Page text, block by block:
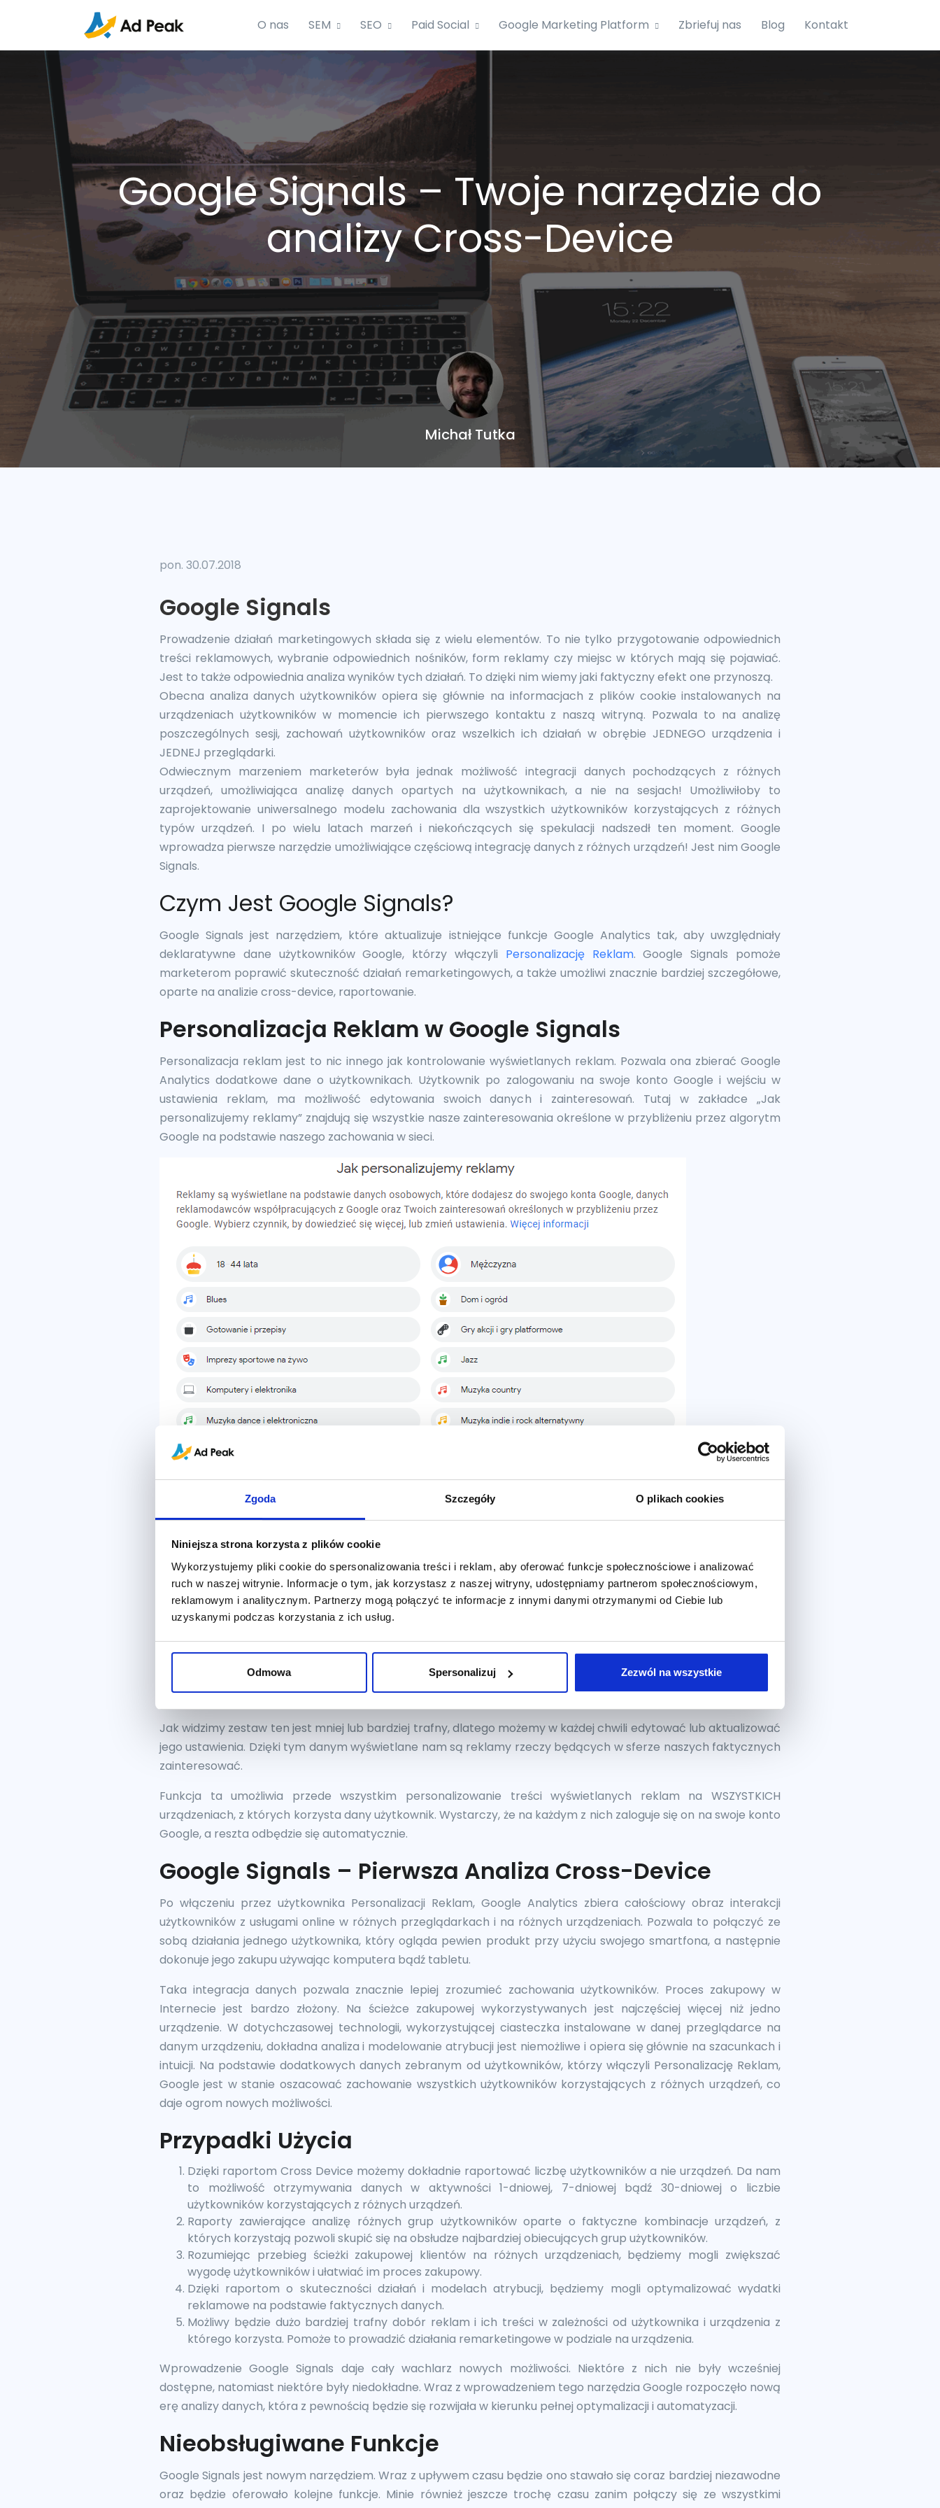
Zgoda Szczegóły O plikach cookies
Niniejsza strona korzysta z plików cookie
Wykorzystujemy pliki cookie do spersonalizowania treści i reklam, aby oferować funkcje społecznościowe i analizować
ruch w naszej witrynie. Informacje o tym, jak korzystasz z naszej witryny, udostępniamy partnerom społecznościowym,
reklamowym i analitycznym. Partnerzy mogą połączyć te informacje z innymi danymi otrzymanymi od Ciebie lub
uzyskanymi podczas korzystania z ich usług.
Odmowa Spersonalizuj Zezwól na wszystkie
O nas SEM SEO Paid Social Google Marketing Platform Zbriefuj nas Blog Kontakt
Google Signals – Twoje narzędzie do
analizy Cross-Device
Michał Tutka
pon. 30.07.2018
Google Signals
Prowadzenie działań marketingowych składa się z wielu elementów. To nie tylko przygotowanie odpowiednich
treści reklamowych, wybranie odpowiednich nośników, form reklamy czy miejsc w których mają się pojawiać.
Jest to także odpowiednia analiza wyników tych działań. To dzięki nim wiemy jaki faktyczny efekt one przynoszą.
Obecna analiza danych użytkowników opiera się głównie na informacjach z plików cookie instalowanych na
urządzeniach użytkowników w momencie ich pierwszego kontaktu z naszą witryną. Pozwala to na analizę
poszczególnych sesji, zachowań użytkowników oraz wszelkich ich działań w obrębie JEDNEGO urządzenia i
JEDNEJ przeglądarki.
Odwiecznym marzeniem marketerów była jednak możliwość integracji danych pochodzących z różnych
urządzeń, umożliwiająca analizę danych opartych na użytkownikach, a nie na sesjach! Umożliwiłoby to
zaprojektowanie uniwersalnego modelu zachowania dla wszystkich użytkowników korzystających z różnych
typów urządzeń. I po wielu latach marzeń i niekończących się spekulacji nadszedł ten moment. Google
wprowadza pierwsze narzędzie umożliwiające częściową integrację danych z różnych urządzeń! Jest nim Google
Signals.
Czym Jest Google Signals?
Google Signals jest narzędziem, które aktualizuje istniejące funkcje Google Analytics tak, aby uwzględniały
deklaratywne dane użytkowników Google, którzy włączyli Personalizację Reklam. Google Signals pomoże
marketerom poprawić skuteczność działań remarketingowych, a także umożliwi znacznie bardziej szczegółowe,
oparte na analizie cross-device, raportowanie.
Personalizacja Reklam w Google Signals
Personalizacja reklam jest to nic innego jak kontrolowanie wyświetlanych reklam. Pozwala ona zbierać Google
Analytics dodatkowe dane o użytkownikach. Użytkownik po zalogowaniu na swoje konto Google i wejściu w
ustawienia reklam, ma możliwość edytowania swoich danych i zainteresowań. Tutaj w zakładce „Jak
personalizujemy reklamy” znajdują się wszystkie nasze zainteresowania określone w przybliżeniu przez algorytm
Google na podstawie naszego zachowania w sieci.
Jak widzimy zestaw ten jest mniej lub bardziej trafny, dlatego możemy w każdej chwili edytować lub aktualizować
jego ustawienia. Dzięki tym danym wyświetlane nam są reklamy rzeczy będących w sferze naszych faktycznych
zainteresować.
Funkcja ta umożliwia przede wszystkim personalizowanie treści wyświetlanych reklam na WSZYSTKICH
urządzeniach, z których korzysta dany użytkownik. Wystarczy, że na każdym z nich zaloguje się on na swoje konto
Google, a reszta odbędzie się automatycznie.
Google Signals – Pierwsza Analiza Cross-Device
Po włączeniu przez użytkownika Personalizacji Reklam, Google Analytics zbiera całościowy obraz interakcji
użytkowników z usługami online w różnych przeglądarkach i na różnych urządzeniach. Pozwala to połączyć ze
sobą działania jednego użytkownika, który ogląda pewien produkt przy użyciu swojego smartfona, a następnie
dokonuje jego zakupu używając komputera bądź tabletu.
Taka integracja danych pozwala znacznie lepiej zrozumieć zachowania użytkowników. Proces zakupowy w
Internecie jest bardzo złożony. Na ścieżce zakupowej wykorzystywanych jest najczęściej więcej niż jedno
urządzenie. W dotychczasowej technologii, wykorzystującej ciasteczka instalowane w danej przeglądarce na
danym urządzeniu, dokładna analiza i modelowanie atrybucji jest niemożliwe i opiera się głównie na szacunkach i
intuicji. Na podstawie dodatkowych danych zebranym od użytkowników, którzy włączyli Personalizację Reklam,
Google jest w stanie oszacować zachowanie wszystkich użytkowników korzystających z różnych urządzeń, co
daje ogrom nowych możliwości.
Przypadki Użycia
Dzięki raportom Cross Device możemy dokładnie raportować liczbę użytkowników a nie urządzeń. Da nam
to możliwość otrzymywania danych w aktywności 1-dniowej, 7-dniowej bądź 30-dniowej o liczbie
użytkowników korzystających z różnych urządzeń.
Raporty zawierające analizę różnych grup użytkowników oparte o faktyczne kombinacje urządzeń, z
których korzystają pozwoli skupić się na obsłudze najbardziej obiecujących grup użytkowników.
Rozumiejąc przebieg ścieżki zakupowej klientów na różnych urządzeniach, będziemy mogli zwiększać
wygodę użytkowników i ułatwiać im proces zakupowy.
Dzięki raportom o skuteczności działań i modelach atrybucji, będziemy mogli optymalizować wydatki
reklamowe na podstawie faktycznych danych.
Możliwy będzie dużo bardziej trafny dobór reklam i ich treści w zależności od użytkownika i urządzenia z
którego korzysta. Pomoże to prowadzić działania remarketingowe w podziale na urządzenia.
Wprowadzenie Google Signals daje cały wachlarz nowych możliwości. Niektóre z nich nie były wcześniej
dostępne, natomiast niektóre były niedokładne. Wraz z wprowadzeniem tego narzędzia Google rozpoczęło nową
erę analizy danych, która z pewnością będzie się rozwijała w kierunku pełnej optymalizacji i automatyzacji.
Nieobsługiwane Funkcje
Google Signals jest nowym narzędziem. Wraz z upływem czasu będzie ono stawało się coraz bardziej niezawodne
oraz będzie oferowało kolejne funkcje. Minie również jeszcze trochę czasu zanim połączy się ze wszystkimi